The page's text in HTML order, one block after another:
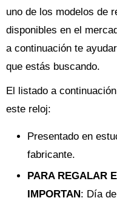
uno de los modelos de
disponibles en el
a continuación te
que estás buscando.
El listado a
este reloj:
Presentado en
fabricante.
PARA REGALAR
IMPORTAN: Día